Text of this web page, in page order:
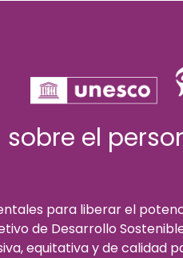
el
para liberar el
de Desarrollo
equitativa y de calidad